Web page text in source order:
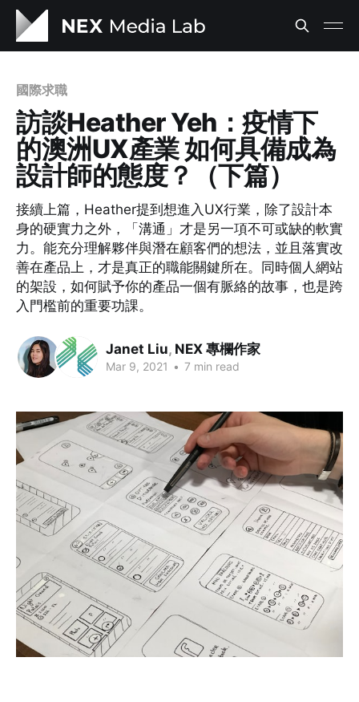
國際求職
訪談Heather Yeh：疫情下
的澳洲UX產業 如何具備成為
設計師的態度？（下篇）
接續上篇，Heather提到想進入UX行業，除了設計本
身的硬實力之外，「溝通」才是另一項不可或缺的軟實
力。能充分理解夥伴與潛在顧客們的想法，並且落實改
善在產品上，才是真正的職能關鍵所在。同時個人網站
的架設，如何賦予你的產品一個有脈絡的故事，也是跨
入門檻前的重要功課。
Janet Liu, NEX 專欄作家
Mar 9, 2021 • 7 min read